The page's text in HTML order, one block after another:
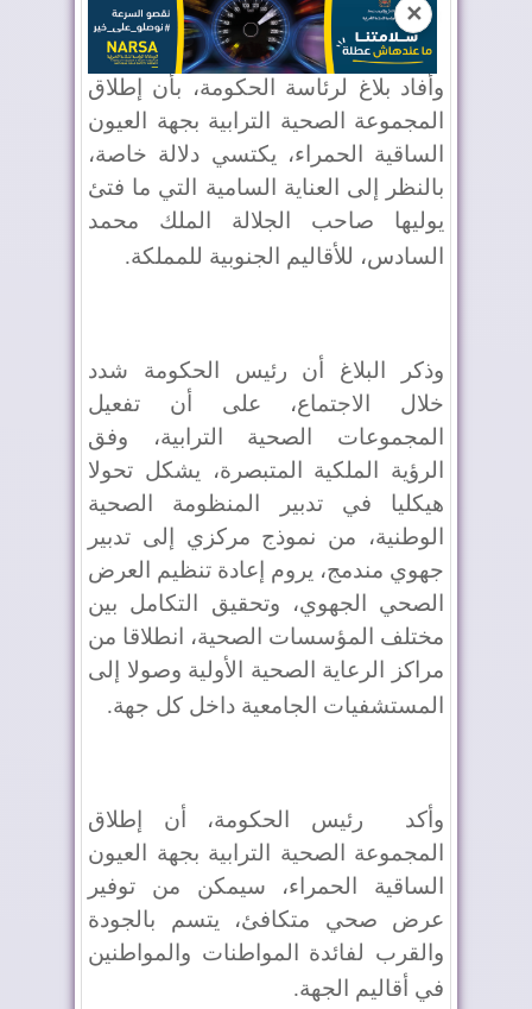
✕
وأفاد بلاغ لرئاسة الحكومة، بأن إطلاق
المجموعة الصحية الترابية بجهة العيون
الساقية الحمراء، يكتسي دلالة خاصة،
بالنظر إلى العناية السامية التي ما فتئ
يوليها صاحب الجلالة الملك محمد
السادس، للأقاليم الجنوبية للمملكة.
وذكر البلاغ أن رئيس الحكومة شدد
خلال الاجتماع، على أن تفعيل
المجموعات الصحية الترابية، وفق
الرؤية الملكية المتبصرة، يشكل تحولا
هيكليا في تدبير المنظومة الصحية
الوطنية، من نموذج مركزي إلى تدبير
جهوي مندمج، يروم إعادة تنظيم العرض
الصحي الجهوي، وتحقيق التكامل بين
مختلف المؤسسات الصحية، انطلاقا من
مراكز الرعاية الصحية الأولية وصولا إلى
المستشفيات الجامعية داخل كل جهة.
وأكد
رئيس الحكومة، أن إطلاق
المجموعة الصحية الترابية بجهة العيون
الساقية الحمراء، سيمكن من توفير
عرض صحي متكافئ، يتسم بالجودة
والقرب لفائدة المواطنات والمواطنين
في أقاليم الجهة.